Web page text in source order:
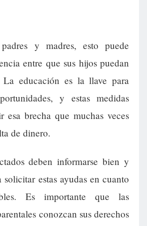
y madres, esto puede
entre que sus hijos puedan
educación es la llave para
y estas medidas
esa brecha que muchas veces
de dinero.
deben informarse bien y
solicitar estas ayudas en cuanto
Es importante que las
conozcan sus derechos